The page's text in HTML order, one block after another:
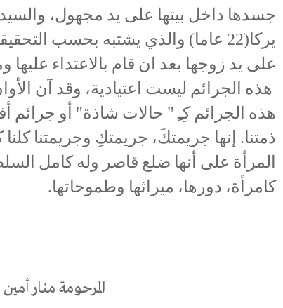
جسدها داخل بيتها على يد مجهول،
يركا(22 عاما) والذي يشتبه بحسب
على يد زوجها بعد ان قام بالاعتداء عليها
هذه الجرائم ليست اعتيادية، وقد آن
هذه الجرائم كِـِ " حالات شاذة" أو جرائم
ذمتنا. إنها جريمتكَ، جريمتكِ وجريمتنا
المرأة على أنها ضلع قاصر وله كامل
كامرأة، دورها، ميراثها وطموحاتها.
المرحومة منار أمين